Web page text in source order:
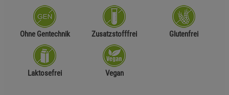
Ohne Gentechnik Zusatzstofffrei Glutenfrei
Laktosefrei Vegan
Einstellungen speichern für die GruppeEinstellungen speichern für die Gruppe
Zurück Einstellungen speichern für die Gruppe
Einwilligung nicht erteilen
Notwendige Cookies (5)
Beschreibung Notwendige Cookies